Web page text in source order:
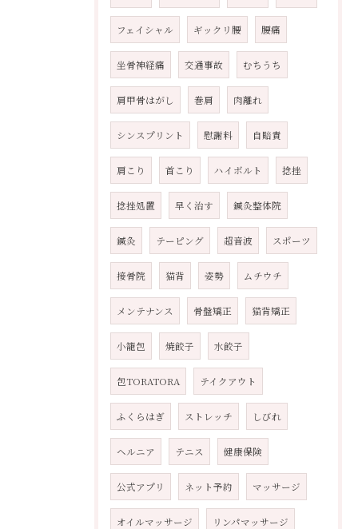
フェイシャル ギックリ腰 腰痛
坐骨神経痛 交通事故 むちうち
肩甲骨はがし 巻肩 肉離れ
シンスプリント 慰謝料 自賠責
肩こり 首こり ハイボルト 捻挫
捻挫処置 早く治す 鍼灸整体院
鍼灸 テーピング 超音波 スポーツ
接骨院 猫背 姿勢 ムチウチ
メンテナンス 骨盤矯正 猫背矯正
小籠包 焼餃子 水餃子
包TORATORA テイクアウト
ふくらはぎ ストレッチ しびれ
ヘルニア テニス 健康保険
公式アプリ ネット予約 マッサージ
オイルマッサージ リンパマッサージ